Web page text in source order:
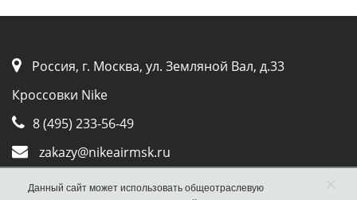
Россия, г. Москва, ул. Земляной Вал, д.33
Кроссовки Nike
8 (495) 233-56-49
zakazy@nikeairmsk.ru
Whatsapp
Данный сайт может использовать общеотраслевую
×